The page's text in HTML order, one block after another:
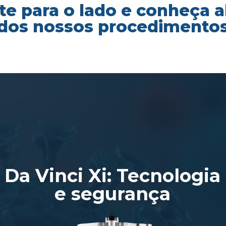
para o lado e conheça
nossos
Da Vinci Xi: Tecnologia
e segurança